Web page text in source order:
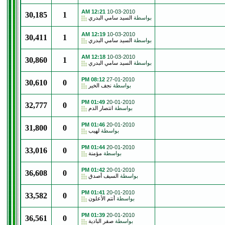
10-03-2010
12:21 AM
بواسطة السيد سامي البدري 1
30,185
10-03-2010
12:19 AM
بواسطة السيد سامي البدري 1
30,411
10-03-2010
12:18 AM
بواسطة السيد سامي البدري 1
30,860
27-01-2010
08:12 PM
بواسطة نجف الخير 0
30,610
20-01-2010
01:49 PM
بواسطة انتصار الدم 0
32,777
20-01-2010
01:46 PM
بواسطة لهيب 0
31,800
20-01-2010
01:44 PM
بواسطة مؤمنة 0
33,016
20-01-2010
01:42 PM
بواسطة السيف أصدق 0
36,608
20-01-2010
01:41 PM
بواسطة أنتم الأعلون 0
33,582
20-01-2010
01:39 PM
بواسطة صقر البادية 0
36,561